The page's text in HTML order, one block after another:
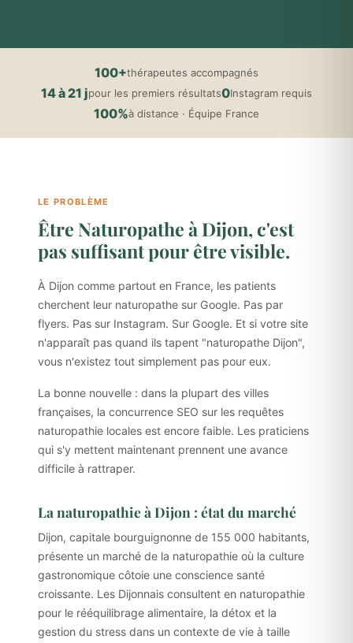
100+thérapeutes accompagnés
14 à 21 jpour les premiers résultats0Instagram requis
100%à distance · Équipe France
LE PROBLÈME
Être Naturopathe à Dijon, c'est
pas suffisant pour être visible.
À Dijon comme partout en France, les patients
cherchent leur naturopathe sur Google. Pas par
flyers. Pas sur Instagram. Sur Google. Et si votre site
n'apparaît pas quand ils tapent "naturopathe Dijon",
vous n'existez tout simplement pas pour eux.
La bonne nouvelle : dans la plupart des villes
françaises, la concurrence SEO sur les requêtes
naturopathie locales est encore faible. Les praticiens
qui s'y mettent maintenant prennent une avance
difficile à rattraper.
La naturopathie à Dijon : état du marché
Dijon, capitale bourguignonne de 155 000 habitants,
présente un marché de la naturopathie où la culture
gastronomique côtoie une conscience santé
croissante. Les Dijonnais consultent en naturopathie
pour le rééquilibrage alimentaire, la détox et la
gestion du stress dans un contexte de vie à taille